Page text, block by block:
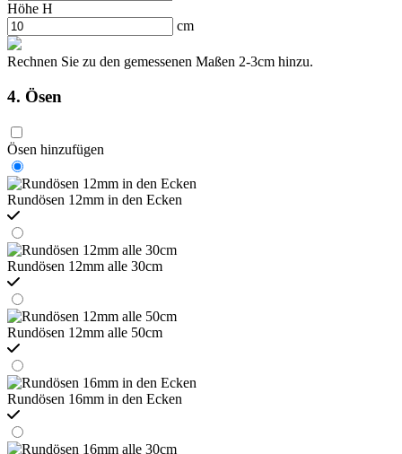
Höhe H
cm
Rechnen Sie zu den gemessenen Maßen 2-3cm hinzu.
4. Ösen
Ösen hinzufügen
Rundösen 12mm in den Ecken
Rundösen 12mm alle 30cm
Rundösen 12mm alle 50cm
Rundösen 16mm in den Ecken